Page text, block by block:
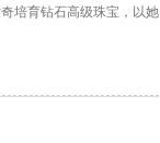
培育钻石高级珠宝，以她